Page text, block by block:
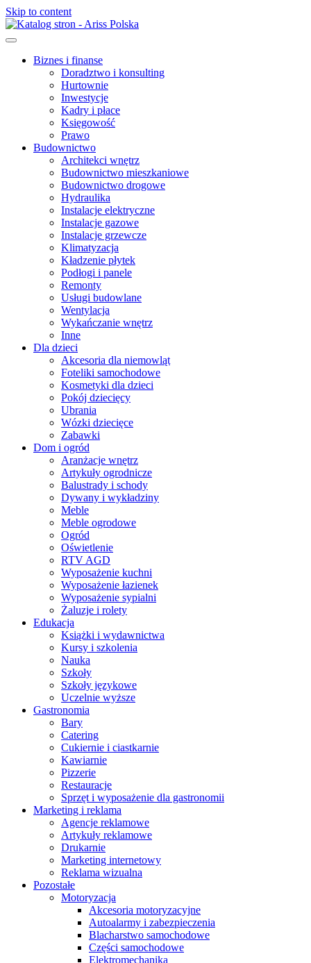
Skip to content
Biznes i finanse
Doradztwo i konsulting
Hurtownie
Inwestycje
Kadry i płace
Księgowość
Prawo
Budownictwo
Architekci wnętrz
Budownictwo mieszkaniowe
Budownictwo drogowe
Hydraulika
Instalacje elektryczne
Instalacje gazowe
Instalacje grzewcze
Klimatyzacja
Kładzenie płytek
Podłogi i panele
Remonty
Usługi budowlane
Wentylacja
Wykańczanie wnętrz
Inne
Dla dzieci
Akcesoria dla niemowląt
Foteliki samochodowe
Kosmetyki dla dzieci
Pokój dziecięcy
Ubrania
Wózki dziecięce
Zabawki
Dom i ogród
Aranżacje wnętrz
Artykuły ogrodnicze
Balustrady i schody
Dywany i wykładziny
Meble
Meble ogrodowe
Ogród
Oświetlenie
RTV AGD
Wyposażenie kuchni
Wyposażenie łazienek
Wyposażenie sypialni
Żaluzje i rolety
Edukacja
Książki i wydawnictwa
Kursy i szkolenia
Nauka
Szkoły
Szkoły językowe
Uczelnie wyższe
Gastronomia
Bary
Catering
Cukiernie i ciastkarnie
Kawiarnie
Pizzerie
Restauracje
Sprzęt i wyposażenie dla gastronomii
Marketing i reklama
Agencje reklamowe
Artykuły reklamowe
Drukarnie
Marketing internetowy
Reklama wizualna
Pozostałe
Motoryzacja
Akcesoria motoryzacyjne
Autoalarmy i zabezpieczenia
Blacharstwo samochodowe
Części samochodowe
Elektromechanika